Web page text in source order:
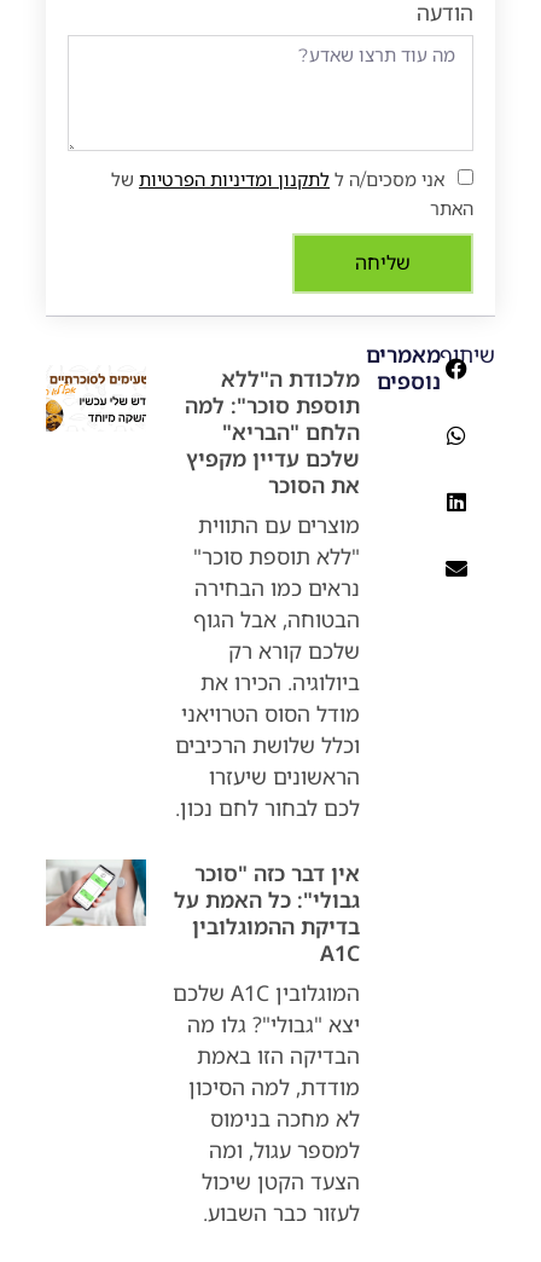
שיתוף:מאמרים
נוספים
מלכודת ה"ללא
תוספת סוכר": למה
הלחם "הבריא"
שלכם עדיין מקפיץ
את הסוכר
מוצרים עם התווית
"ללא תוספת סוכר"
נראים כמו הבחירה
הבטוחה, אבל הגוף
שלכם קורא רק
ביולוגיה. הכירו את
מודל הסוס הטרויאני
וכלל שלושת הרכיבים
הראשונים שיעזרו
לכם לבחור לחם נכון.
אין דבר כזה "סוכר
גבולי": כל האמת על
בדיקת ההמוגלובין
A1C
המוגלובין A1C שלכם
יצא "גבולי"? גלו מה
הבדיקה הזו באמת
מודדת, למה הסיכון
לא מחכה בנימוס
למספר עגול, ומה
הצעד הקטן שיכול
לעזור כבר השבוע.
הודעה
אני מסכים/ה ל לתקנון ומדיניות הפרטיות של
האתר
שליחה